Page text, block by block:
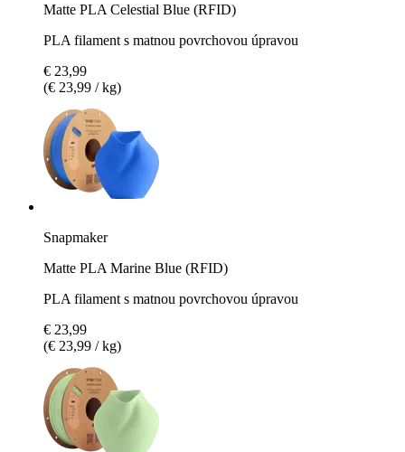
Matte PLA Celestial Blue (RFID)
PLA filament s matnou povrchovou úpravou
€ 23,99
(€ 23,99 / kg)
Snapmaker
Matte PLA Marine Blue (RFID)
PLA filament s matnou povrchovou úpravou
€ 23,99
(€ 23,99 / kg)